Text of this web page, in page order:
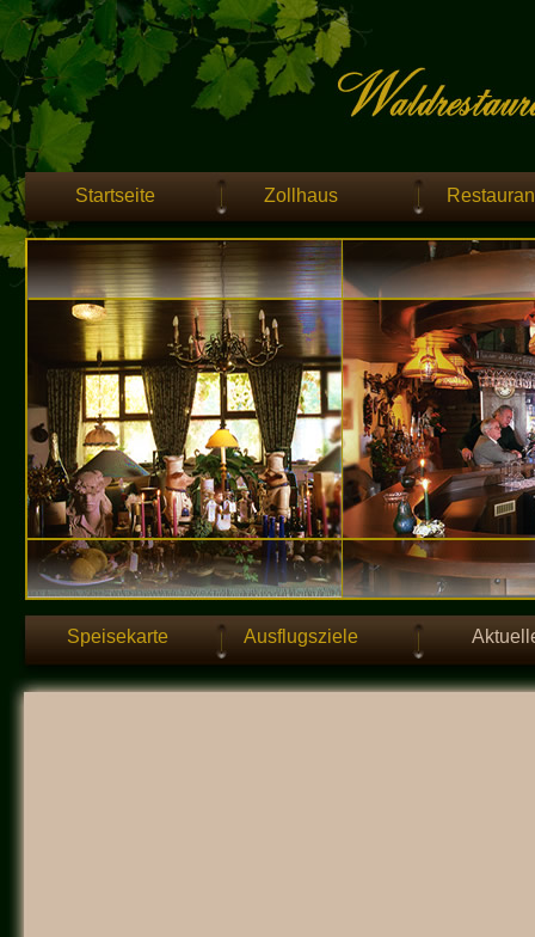
Startseite Zollhaus
Speisekarte Ausflugsziele